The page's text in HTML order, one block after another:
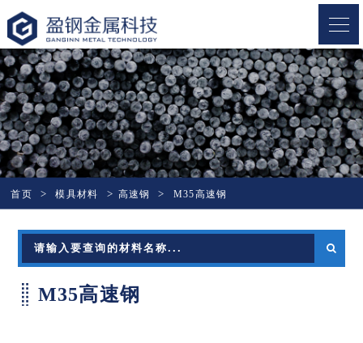
首页 模具材料 高速钢 M35高速钢
M35高速钢